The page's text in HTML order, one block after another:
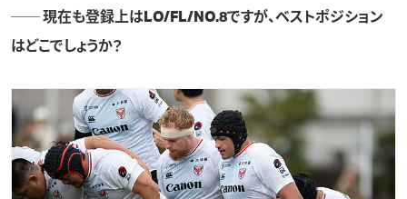
── 現在も登録上はLO/FL/NO.8ですが、ベストポジション
はどこでしょうか？